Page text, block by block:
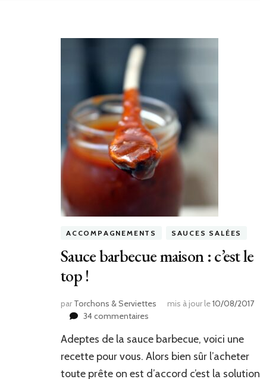
ACCOMPAGNEMENTS SAUCES SALÉES
Sauce barbecue maison : c’est le
top !
par Torchons & Serviettes mis à jour le10/08/2017
34 commentaires
barbecue
maison
Adeptes de la sauce barbecue, voici une
recette pour vous. Alors bien sûr l’acheter
toute prête on est d’accord c’est la solution